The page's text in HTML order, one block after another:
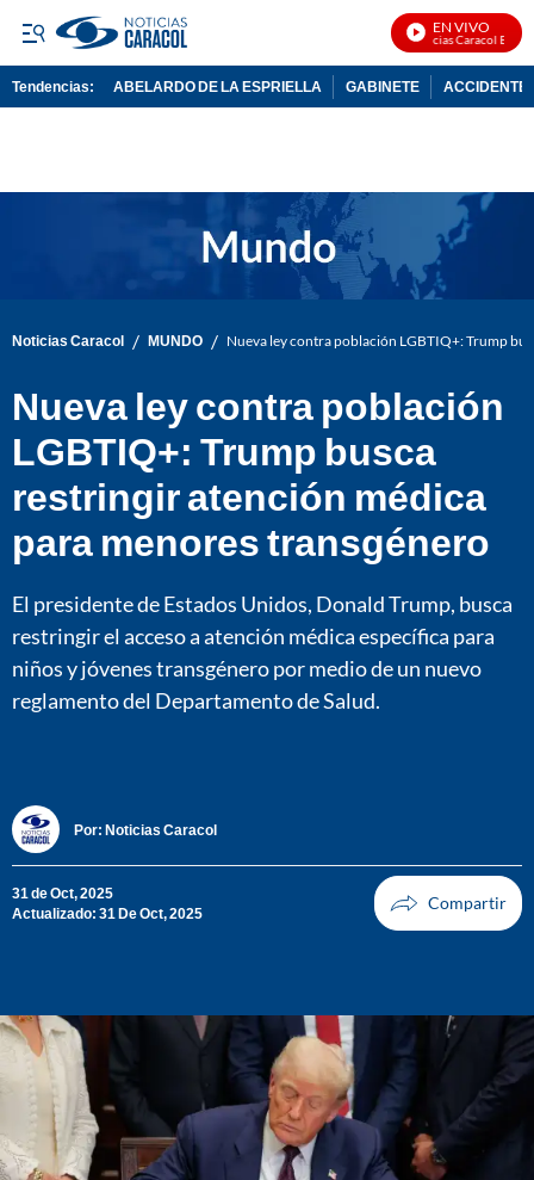
EN VIVO
Noticias Caracol En Vivo
Tendencias: ABELARDO DE LA ESPRIELLA GABINETE ACCIDENTE
Noticias Caracol / MUNDO / Nueva ley contra población LGBTIQ+: Trump
Nueva ley contra población
LGBTIQ+: Trump busca
restringir atención médica
para menores transgénero
El presidente de Estados Unidos, Donald Trump, busca
restringir el acceso a atención médica específica para
niños y jóvenes transgénero por medio de un nuevo
reglamento del Departamento de Salud.
Por: Noticias Caracol
31 de Oct, 2025
Actualizado: 31 De Oct, 2025